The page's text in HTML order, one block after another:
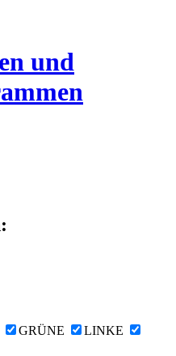
und
GRÜNE
LINKE